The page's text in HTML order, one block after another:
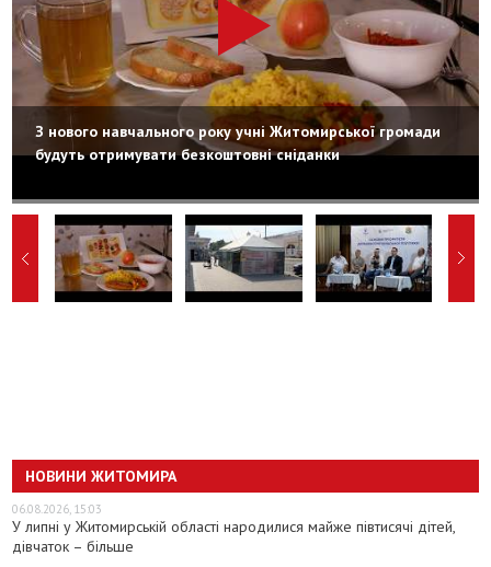
З нового навчального року учні Житомирської громади
будуть отримувати безкоштовні сніданки
НОВИНИ ЖИТОМИРА
06.08.2026, 15:03
У липні у Житомирській області народилися майже півтисячі дітей,
дівчаток – більше